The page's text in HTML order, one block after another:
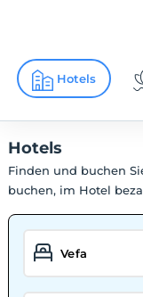
Hotels
Hotels
Finden und buchen
buchen, im Hotel